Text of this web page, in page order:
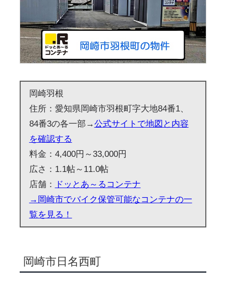
岡崎羽根
住所：愛知県岡崎市羽根町字大地84番1、
84番3の各一部→公式サイトで地図と内容
を確認する
料金：4,400円～33,000円
広さ：1.1帖～11.0帖
店舗：
ドッとあ～るコンテナ
→岡崎市でバイク保管可能なコンテナの一
覧を見る！
岡崎市日名西町